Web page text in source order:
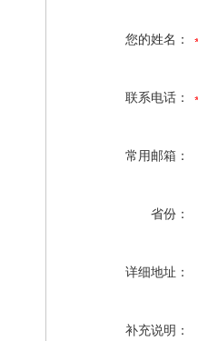
您的姓名：
联系电话：
常用邮箱：
省份：
详细地址：
补充说明：